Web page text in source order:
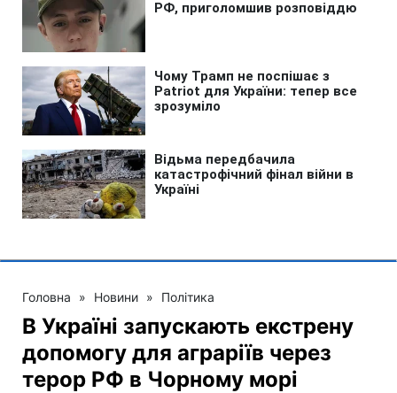
Головна » Новини » Політика
В Україні запускають екстрену
допомогу для аграріїв через
терор РФ в Чорному морі